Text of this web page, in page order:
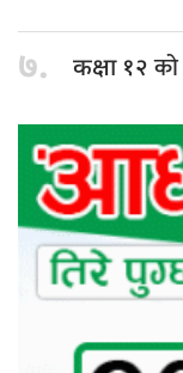
७. कक्षा १२